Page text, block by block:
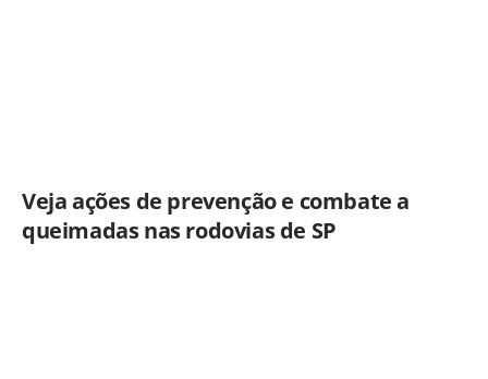
Veja ações de prevenção e combate a
queimadas nas rodovias de SP